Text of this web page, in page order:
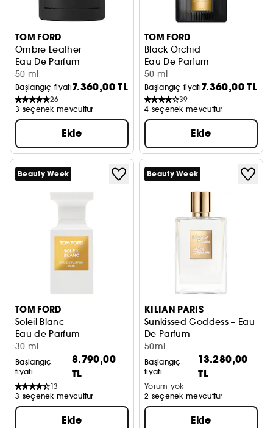
TOM FORD
Ombre Leather
Eau De Parfum
50 ml
Başlangıç fiyatı7.360,00 TL
26
3 seçenek mevcuttur
Ekle
TOM FORD
Black Orchid
Eau De Parfum
50 ml
Başlangıç fiyatı7.360,00 TL
39
4 seçenek mevcuttur
Ekle
Beauty Week
TOM FORD
Soleil Blanc
Eau de Parfum
30 ml
Başlangıç
fiyatı
8.790,00
TL
13
3 seçenek mevcuttur
Ekle
Beauty Week
KILIAN PARIS
Sunkissed Goddess – Eau
De Parfum
50ml
Başlangıç
fiyatı
13.280,00
TL
Yorum yok
2 seçenek mevcuttur
Ekle